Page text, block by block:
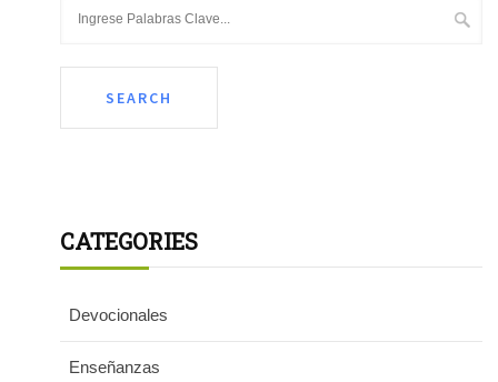
CATEGORIES
Devocionales
Enseñanzas